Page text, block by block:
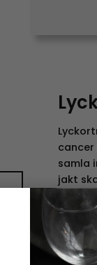
samla
jakt